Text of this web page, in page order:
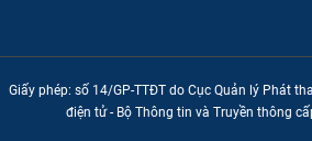
Giấy phép: số 14/GP-TTĐT do Cục Quản lý Phát
điện tử - Bộ Thông tin và Truyền thông